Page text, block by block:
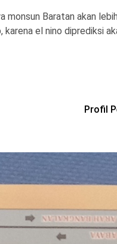
Baratan akan
el nino diprediksi
Profil